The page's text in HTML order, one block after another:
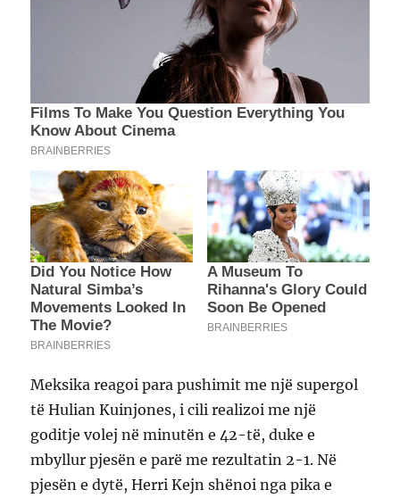
Meksika reagoi para pushimit me një supergol
të Hulian Kuinjones, i cili realizoi me një
goditje volej në minutën e 42-të, duke e
mbyllur pjesën e parë me rezultatin 2-1. Në
pjesën e dytë, Herri Kejn shënoi nga pika e